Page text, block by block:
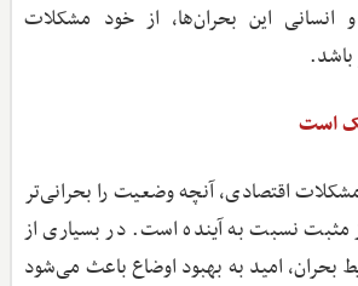
انسانی این بحران‌ها، از خود مشکلات
باشد.
است
اقتصادی، آنچه وضعیت را بحرانی‌تر
مثبت نسبت به آینده است. در بسیاری از
بحران، امید به بهبود اوضاع باعث می‌شود